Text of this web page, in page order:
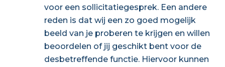
voor een sollicitatiegesprek. Een andere
reden is dat wij een zo goed mogelijk
beeld van je proberen te krijgen en willen
beoordelen of jij geschikt bent voor de
desbetreffende functie. Hiervoor kunnen